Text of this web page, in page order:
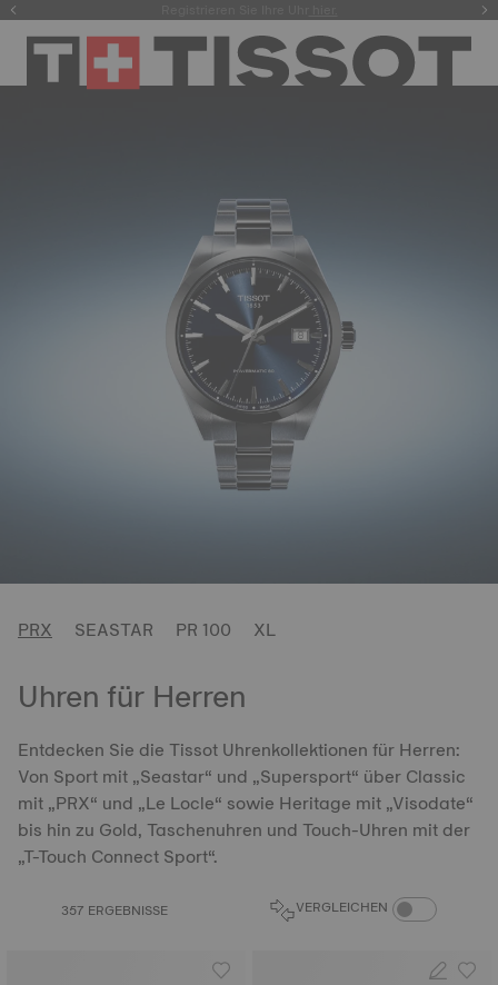
PRX SEASTAR PR 100 XL
Uhren für Herren
Entdecken Sie die Tissot Uhrenkollektionen für Herren:
Von Sport mit „Seastar“ und „Supersport“ über Classic
mit „PRX“ und „Le Locle“ sowie Heritage mit „Visodate“
bis hin zu Gold, Taschenuhren und Touch-Uhren mit der
„T-Touch Connect Sport“.
357 ERGEBNISSE VERGLEICHEN